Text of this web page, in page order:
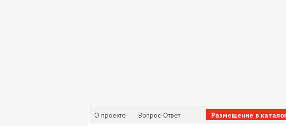
О проекте Вопрос-Ответ Размещение в